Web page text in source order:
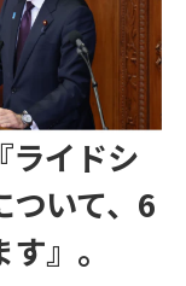
ライドシ
ついて、6
』。